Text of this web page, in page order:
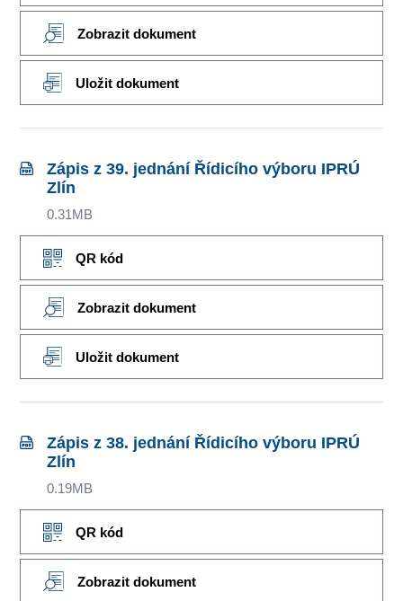
Zobrazit dokument
Uložit dokument
Zápis z 39. jednání Řídicího výboru IPRÚ
Zlín
0.31MB
QR kód
Zobrazit dokument
Uložit dokument
Zápis z 38. jednání Řídicího výboru IPRÚ
Zlín
0.19MB
QR kód
Zobrazit dokument